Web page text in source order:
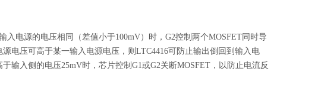
电源的电压相同（差值小于100mV）时，G2控制两个MOSFET同时导
电压可高于某一输入电源电压，则LTC4416可防止输出倒回到输入电
输入侧的电压25mV时，芯片控制G1或G2关断MOSFET，以防止电流反